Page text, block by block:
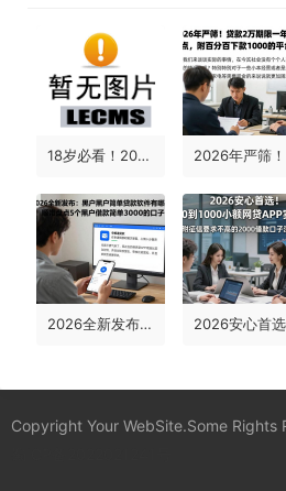
18岁必看！2026年你察觉没？这5个18岁可以贷款的平台推荐，轻松借到3000
2026全新发布：黑户黑户简单贷款软件有哪些？顺带盘点5个黑户借款简单3000的口子 2026
Copyright Your WebSite.Some Rights